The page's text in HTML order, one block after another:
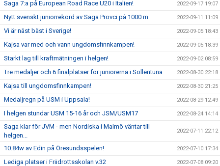
Saga 7:a på European Road Race U20 i Italien! 2022-09-17 19:07
Nytt svenskt juniorrekord av Saga Provci på 1000 m 2022-09-11 11:09
Vi är näst bäst i Sverige! 2022-09-05 18:43
Kajsa var med och vann ungdomsfinnkampen! 2022-09-05 18:39
Starkt lag till kraftmätningen i helgen! 2022-09-02 08:59
Tre medaljer och 6 finalplatser för juniorerna i Sollentuna 2022-08-30 22:18
Kajsa till ungdomsfinnkampen! 2022-08-30 21:25
Medaljregn på USM i Uppsala! 2022-08-29 12:49
I helgen stundar USM 15-16 år och JSM/USM17 2022-08-24 14:14
Saga klar för JVM - men Nordiska i Malmö väntar till
helgen...
2022-07-11 22:12
10.84w av Edin på Öresundsspelen! 2022-07-10 17:34
Lediga platser i Friidrottsskolan v.32 2022-07-08 09:20